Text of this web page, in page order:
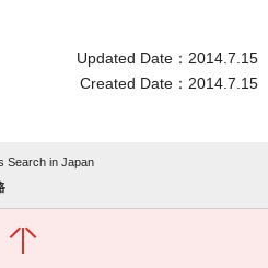
Updated Date：2014.7.15
Created Date：2014.7.15
Search in Japan